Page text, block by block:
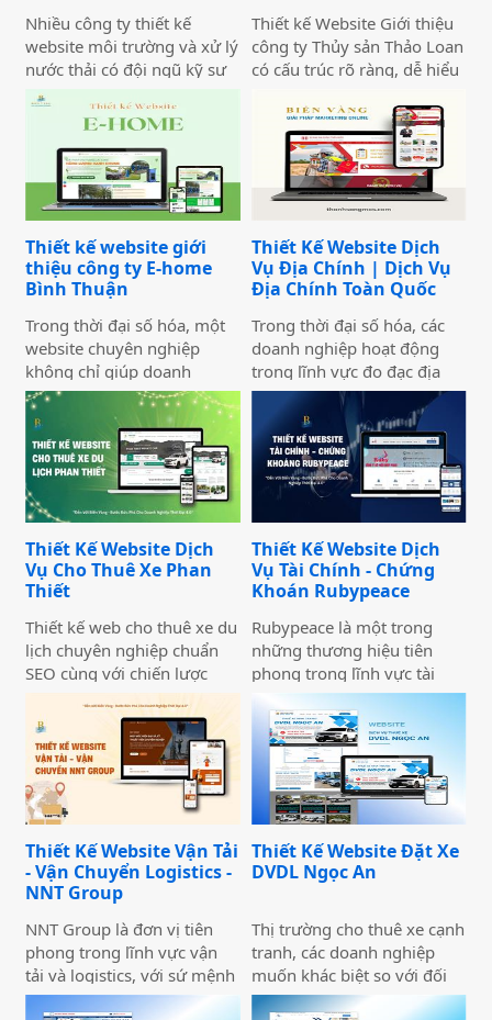
Nhiều công ty thiết kế
website môi trường và xử lý
nước thải có đội ngũ kỹ sư
giỏi, dự án thực tế ấn tượng
— nhưng website lại sơ sài,
tải chậm, không có trên
Google. Hệ quả là hợp đồng
B2B bị đối thủ có website
chuyên nghiệp hơn giành
của bạn hoàn toàn vượt
trội.
Thiết kế Website Giới thiệu
công ty Thủy sản Thảo Loan
có cấu trúc rõ ràng, dễ hiểu
cập vào website giúp truyền
tải thông tin hiệu quả. Với
tone chủ đạo chính là 2
màu xanh dương và đỏ làm
nổi bật lên những nội dung
Thiết kế website giới
thiệu công ty E-home
Bình Thuận
Trong thời đại số hóa, một
website chuyên nghiệp
không chỉ giúp doanh
nghiệp nâng cao uy tín mà
còn là công cụ tiếp cận
khách hàng hiệu quả. Dịch
vụ thiết kế website giới
thiệu công ty mang đến giải
pháp tối ưu, giúp doanh
hiệu một cách ấn tượng và
chuyên nghiệp trên môi
trường trực tuyến.
Thiết Kế Website Dịch
Vụ Địa Chính | Dịch Vụ
Địa Chính Toàn Quốc
Trong thời đại số hóa, các
doanh nghiệp hoạt động
trong lĩnh vực đo đạc địa
chính cần có một website
chuyên nghiệp để nâng cao
uy tín và thu hút khách
hàng. Thiết Kế Website Biển
Vàng cung cấp giải pháp
thiết kế website đo đạc địa
chuẩn SEO và đầy đủ chức
năng phục vụ doanh
nghiệp.
Thiết Kế Website Dịch
Vụ Cho Thuê Xe Phan
Thiết
Thiết kế web cho thuê xe du
lịch chuyên nghiệp chuẩn
SEO cùng với chiến lược
marketing hiệu quả sẽ giúp
doanh nghiệp của bạn gia
tăng doanh số bán hàng
một cách hiệu quả và nhanh
chóng.
Thiết Kế Website Dịch
Vụ Tài Chính - Chứng
Khoán Rubypeace
Rubypeace là một trong
những thương hiệu tiên
phong trong lĩnh vực tài
chính và chứng khoán,
mang đến cho khách hàng
giải pháp đầu tư hiệu quả,
an toàn và minh bạch. Với
sứ mệnh hỗ trợ nhà đầu tư
xây dựng chiến lược tài
Rubypeace không chỉ cung
cấp các sản phẩm đa dạng
vụ tư vấn chuyên nghiệp,
giúp khách hàng tối ưu hóa
lợi nhuận và giảm thiểu rủi
ro.
Thiết Kế Website Vận Tải
- Vận Chuyển Logistics -
NNT Group
NNT Group là đơn vị tiên
phong trong lĩnh vực vận
tải và logistics, với sứ mệnh
cung cấp các giải pháp vận
Thiết Kế Website Đặt Xe
DVDL Ngọc An
Thị trường cho thuê xe cạnh
tranh, các doanh nghiệp
muốn khác biệt so với đối
thủ cần đầu tư thiết kế